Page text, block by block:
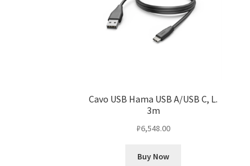
Cavo USB Hama USB A/USB C, L.
3m
₽6,548.00
Buy Now